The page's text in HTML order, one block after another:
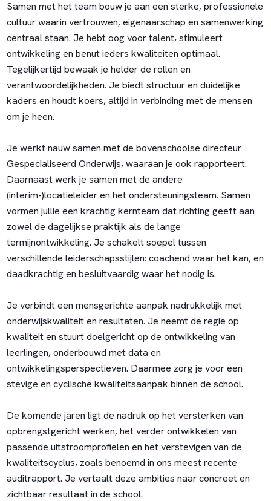
Samen met het team bouw je aan een sterke, professionele
cultuur waarin vertrouwen, eigenaarschap en samenwerking
centraal staan. Je hebt oog voor talent, stimuleert
ontwikkeling en benut ieders kwaliteiten optimaal.
Tegelijkertijd bewaak je helder de rollen en
verantwoordelijkheden. Je biedt structuur en duidelijke
kaders en houdt koers, altijd in verbinding met de mensen
om je heen.
Je werkt nauw samen met de bovenschoolse directeur
Gespecialiseerd Onderwijs, waaraan je ook rapporteert.
Daarnaast werk je samen met de andere
(interim-)locatieleider en het ondersteuningsteam. Samen
vormen jullie een krachtig kernteam dat richting geeft aan
zowel de dagelijkse praktijk als de lange
termijnontwikkeling. Je schakelt soepel tussen
verschillende leiderschapsstijlen: coachend waar het kan, en
daadkrachtig en besluitvaardig waar het nodig is.
Je verbindt een mensgerichte aanpak nadrukkelijk met
onderwijskwaliteit en resultaten. Je neemt de regie op
kwaliteit en stuurt doelgericht op de ontwikkeling van
leerlingen, onderbouwd met data en
ontwikkelingsperspectieven. Daarmee zorg je voor een
stevige en cyclische kwaliteitsaanpak binnen de school.
De komende jaren ligt de nadruk op het versterken van
opbrengstgericht werken, het verder ontwikkelen van
passende uitstroomprofielen en het verstevigen van de
kwaliteitscyclus, zoals benoemd in ons meest recente
auditrapport. Je vertaalt deze ambities naar concreet en
zichtbaar resultaat in de school.